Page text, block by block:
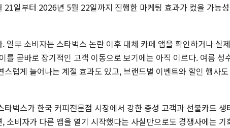
일부터 2026년 5월 22일까지 진행한 마케팅 효과가 컸을 가능
일부 소비자는 스타벅스 논란 이후 대체 카페 앱을 확인하거나 실
를 곧바로 장기적인 고객 이동으로 보기에는 아직 이르다. 여름 성
럽게 늘어나는 계절 효과도 있고, 브랜드별 이벤트와 할인 행사도
벅스가 한국 커피전문점 시장에서 강한 충성 고객과 선불카드 생
소비자가 다른 앱을 열기 시작했다는 사실만으로도 경쟁사에는 기